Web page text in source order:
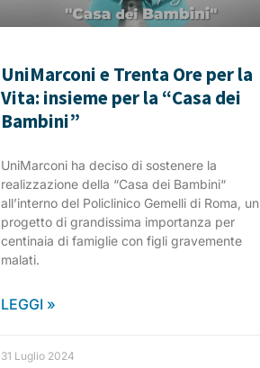
UniMarconi e Trenta Ore per la
Vita: insieme per la “Casa dei
Bambini”
UniMarconi ha deciso di sostenere la
realizzazione della “Casa dei Bambini“
all’interno del Policlinico Gemelli di Roma, un
progetto di grandissima importanza per
centinaia di famiglie con figli gravemente
malati.
LEGGI »
31 Luglio 2024